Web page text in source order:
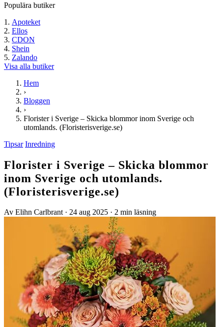
Populära butiker
Apoteket
Ellos
CDON
Shein
Zalando
Visa alla butiker
Hem
›
Bloggen
›
Florister i Sverige – Skicka blommor inom Sverige och
utomlands. (Floristerisverige.se)
Tipsar Inredning
Florister i Sverige – Skicka blommor
inom Sverige och utomlands.
(Floristerisverige.se)
Av Elihn Carlbrant · 24 aug 2025 · 2 min läsning